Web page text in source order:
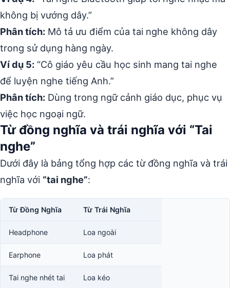
không bị vướng dây.”
Phân tích: Mô tả ưu điểm của tai nghe không dây
trong sử dụng hàng ngày.
Ví dụ 5: “Cô giáo yêu cầu học sinh mang tai nghe
để luyện nghe tiếng Anh.”
Phân tích: Dùng trong ngữ cảnh giáo dục, phục vụ
việc học ngoại ngữ.
Từ đồng nghĩa và trái nghĩa với “Tai
nghe”
Dưới đây là bảng tổng hợp các từ đồng nghĩa và trái
nghĩa với “tai nghe”:
Từ Đồng Nghĩa Từ Trái Nghĩa
Headphone Loa ngoài
Earphone Loa phát
Tai nghe nhét tai Loa kéo